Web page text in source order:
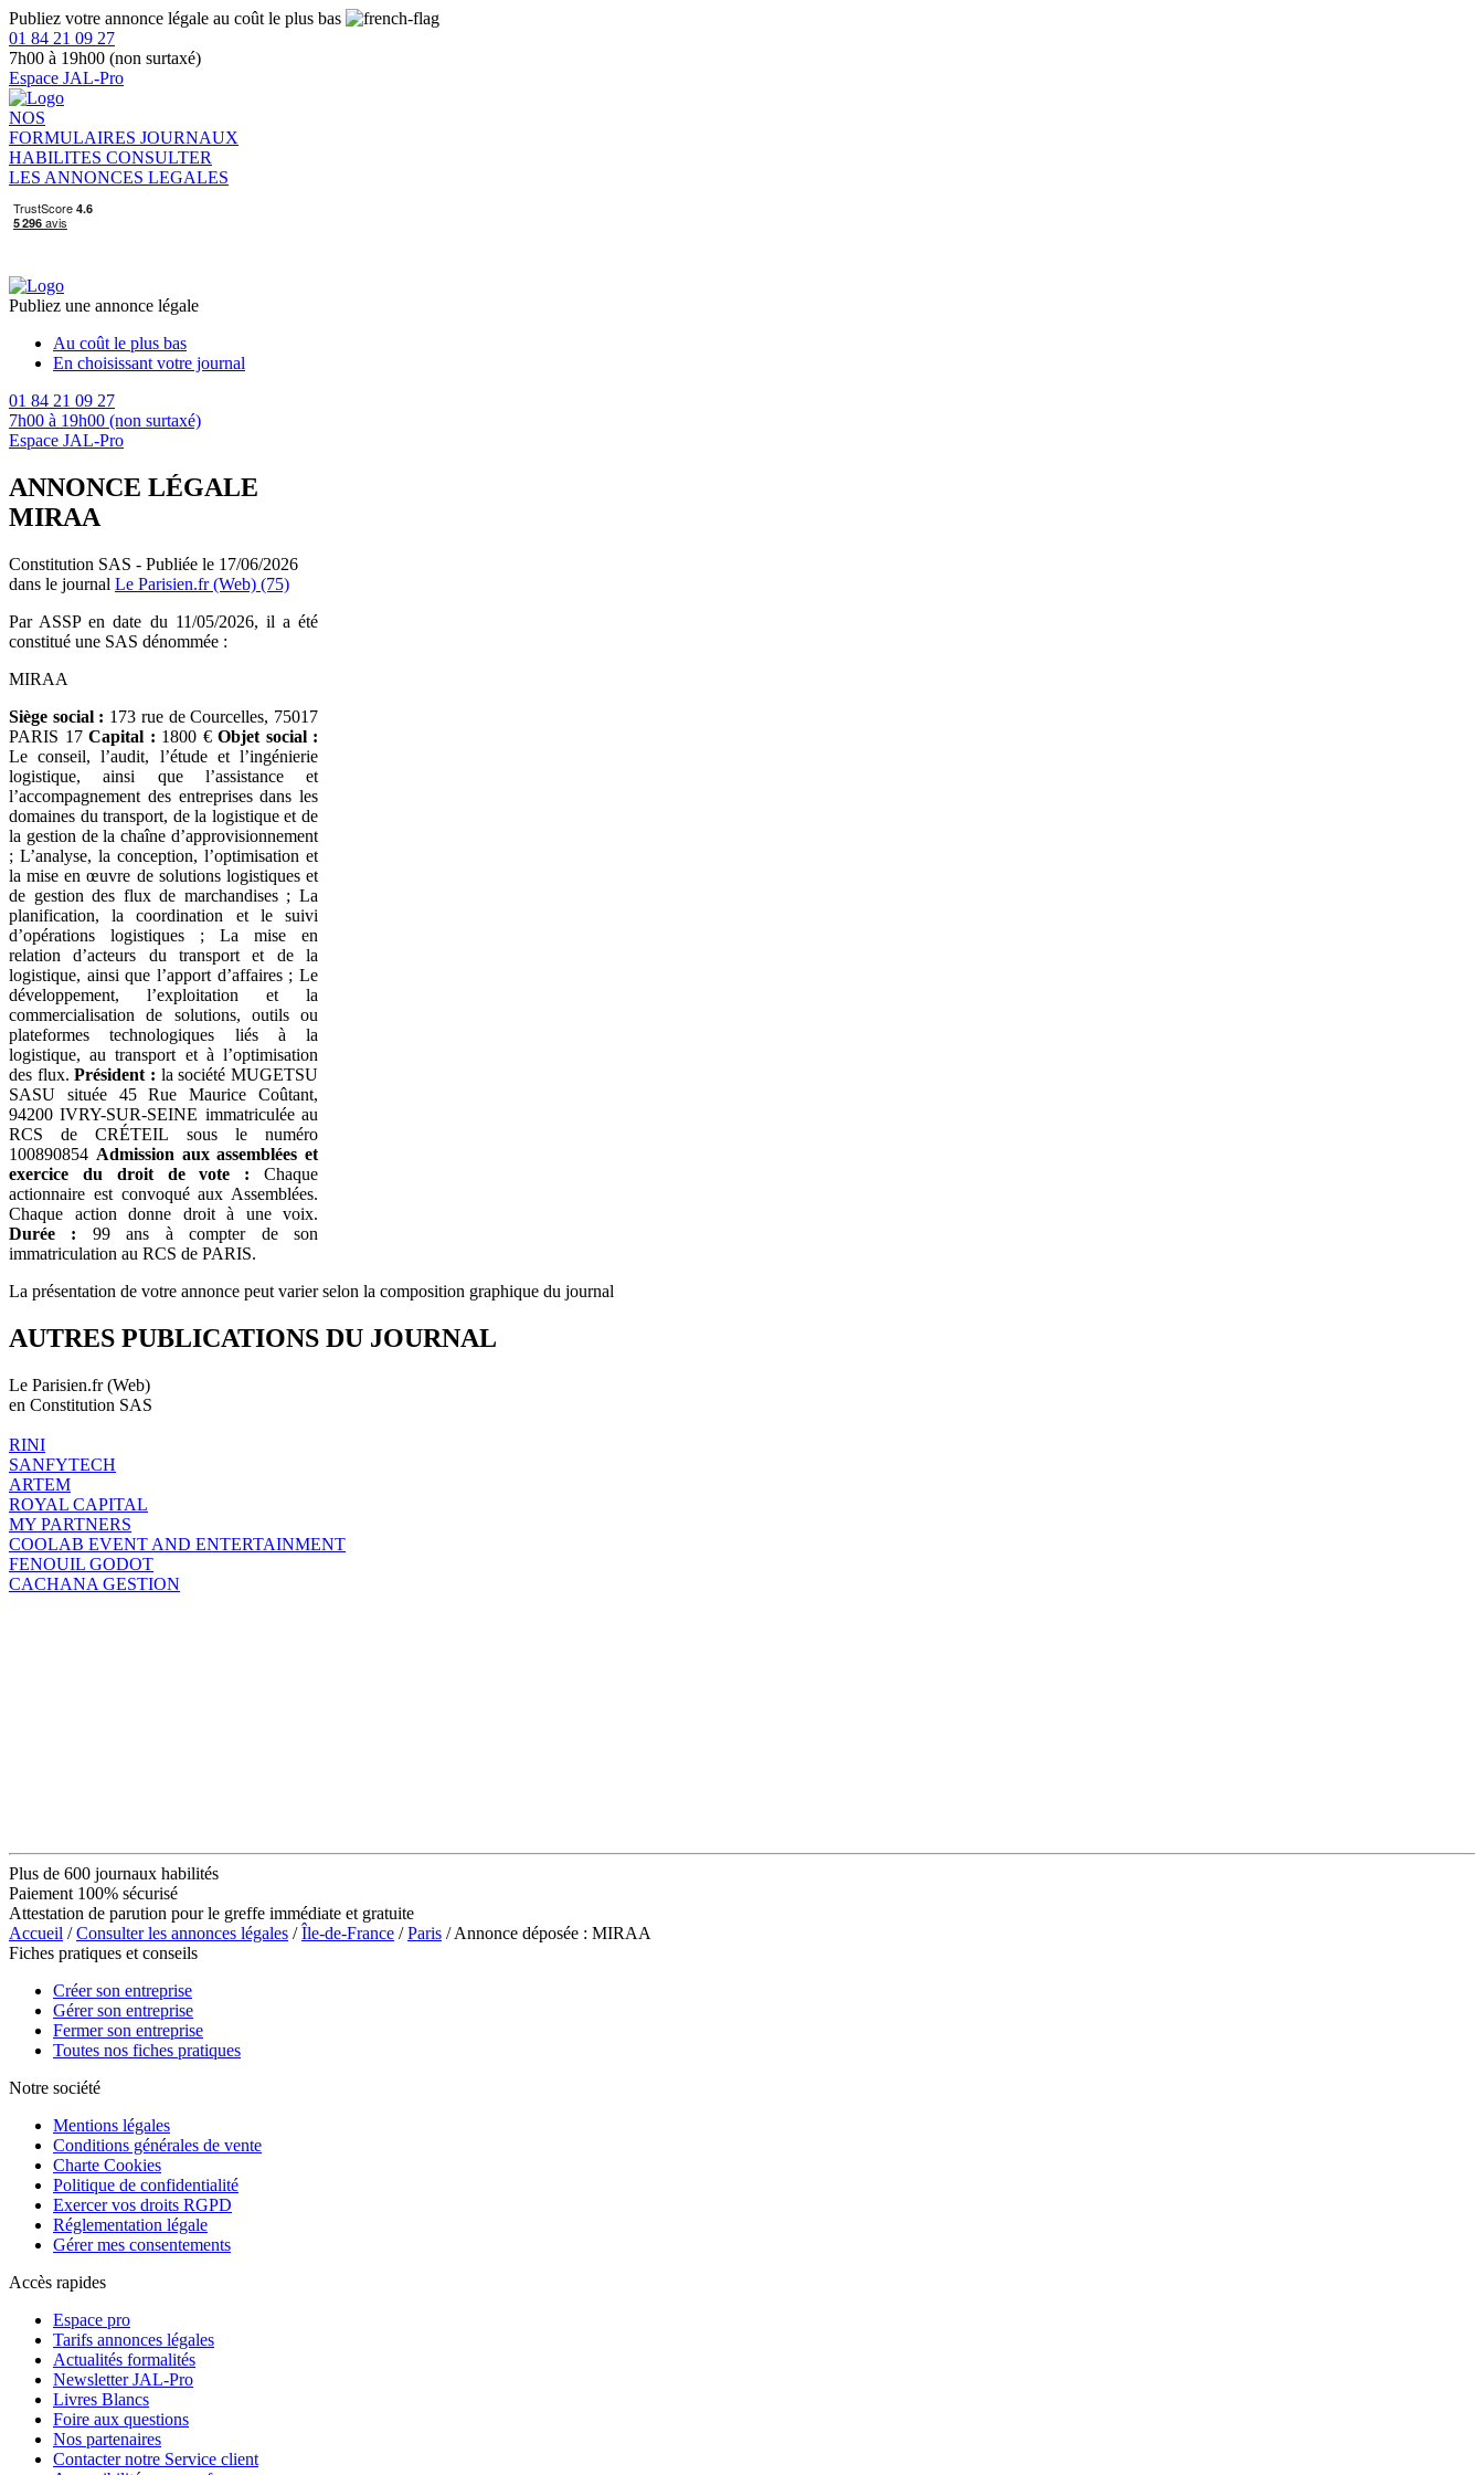
Publiez votre annonce légale au coût le plus bas
01 84 21 09 27
7h00 à 19h00 (non surtaxé)
Espace JAL-Pro
NOS
FORMULAIRES JOURNAUX
HABILITES CONSULTER
LES ANNONCES LEGALES
Publiez une annonce légale
Au coût le plus bas
En choisissant votre journal
01 84 21 09 27
7h00 à 19h00 (non surtaxé)
Espace JAL-Pro
ANNONCE LÉGALE
MIRAA
Constitution SAS - Publiée le 17/06/2026
dans le journal Le Parisien.fr (Web) (75)
Par ASSP en date du 11/05/2026, il a été
constitué une SAS dénommée :
MIRAA
Siège social : 173 rue de Courcelles, 75017
PARIS 17 Capital : 1800 € Objet social :
Le conseil, l’audit, l’étude et l’ingénierie
logistique, ainsi que l’assistance et
l’accompagnement des entreprises dans les
domaines du transport, de la logistique et de
la gestion de la chaîne d’approvisionnement
; L’analyse, la conception, l’optimisation et
la mise en œuvre de solutions logistiques et
de gestion des flux de marchandises ; La
planification, la coordination et le suivi
d’opérations logistiques ; La mise en
relation d’acteurs du transport et de la
logistique, ainsi que l’apport d’affaires ; Le
développement, l’exploitation et la
commercialisation de solutions, outils ou
plateformes technologiques liés à la
logistique, au transport et à l’optimisation
des flux.Président : la société MUGETSU
SASU située 45 Rue Maurice Coûtant,
94200 IVRY-SUR-SEINE immatriculée au
RCS de CRÉTEIL sous le numéro
100890854 Admission aux assemblées et
exercice du droit de vote : Chaque
actionnaire est convoqué aux Assemblées.
Chaque action donne droit à une voix.
Durée : 99 ans à compter de son
immatriculation au RCS de PARIS.
La présentation de votre annonce peut varier selon la composition graphique du journal
AUTRES PUBLICATIONS DU JOURNAL
Le Parisien.fr (Web)
en Constitution SAS
RINI
SANFYTECH
ARTEM
ROYAL CAPITAL
MY PARTNERS
COOLAB EVENT AND ENTERTAINMENT
FENOUIL GODOT
CACHANA GESTION
Plus de 600 journaux habilités
Paiement 100% sécurisé
Attestation de parution pour le greffe immédiate et gratuite
Accueil /Consulter les annonces légales /Île-de-France /Paris / Annonce déposée : MIRAA
Fiches pratiques et conseils
Créer son entreprise
Gérer son entreprise
Fermer son entreprise
Toutes nos fiches pratiques
Notre société
Mentions légales
Conditions générales de vente
Charte Cookies
Politique de confidentialité
Exercer vos droits RGPD
Réglementation légale
Gérer mes consentements
Accès rapides
Espace pro
Tarifs annonces légales
Actualités formalités
Newsletter JAL-Pro
Livres Blancs
Foire aux questions
Nos partenaires
Contacter notre Service client